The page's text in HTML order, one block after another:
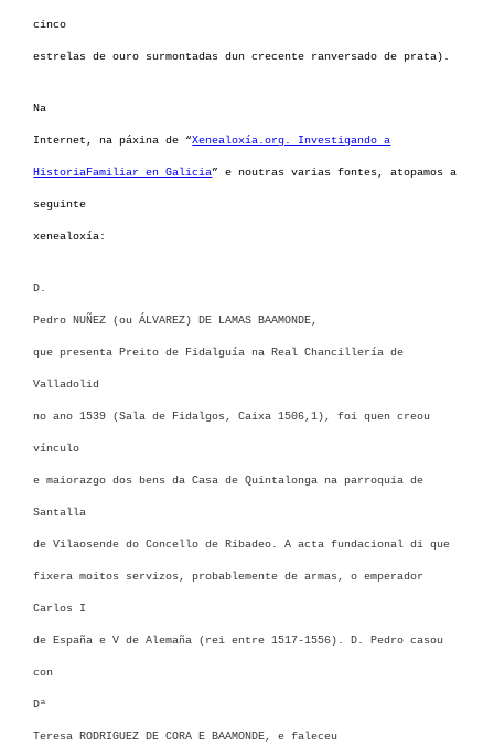
cinco
estrelas de ouro surmontadas dun crecente ranversado de prata).
Na
Internet, na páxina de “Xenealoxía.org. Investigando a
HistoriaFamiliar en Galicia” e noutras varias fontes, atopamos a
seguinte
xenealoxía:
D.
Pedro NUÑEZ (ou ÁLVAREZ) DE LAMAS BAAMONDE,
que presenta Preito de Fidalguía na Real Chancillería de
Valladolid
no ano 1539 (Sala de Fidalgos, Caixa 1506,1), foi quen creou
vínculo
e maiorazgo dos bens da Casa de Quintalonga na parroquia de
Santalla
de Vilaosende do Concello de Ribadeo. A acta fundacional di que
fixera moitos servizos, probablemente de armas, o emperador
Carlos I
de España e V de Alemaña (rei entre 1517-1556). D. Pedro casou
con
Dª
Teresa RODRIGUEZ DE CORA E BAAMONDE, efaleceu